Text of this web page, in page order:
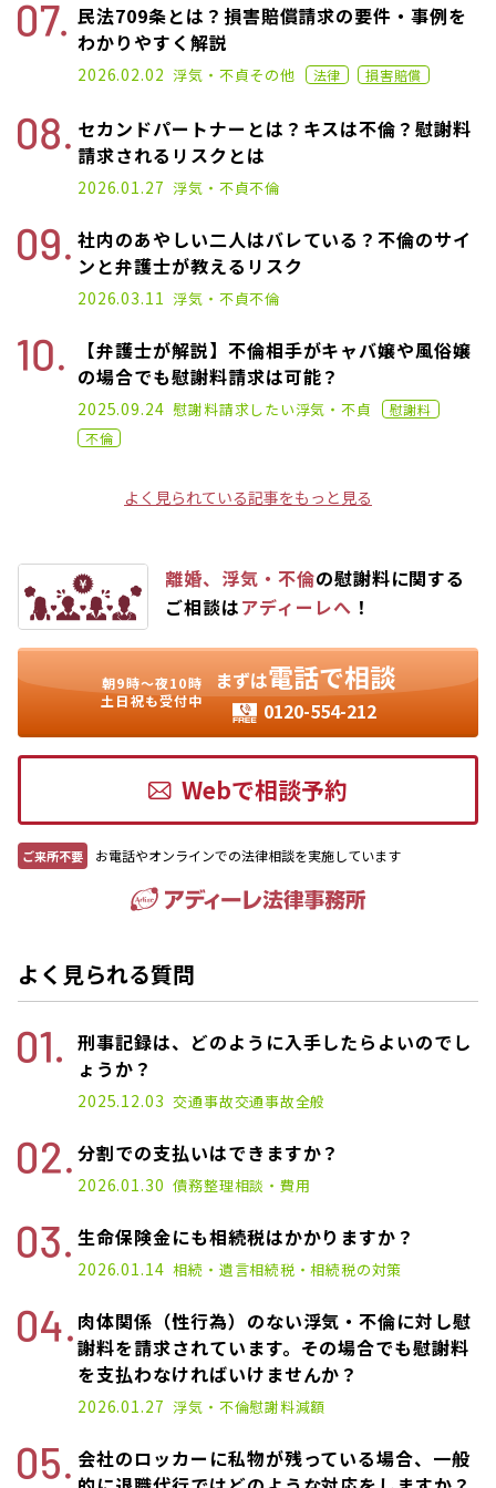
民法709条とは？損害賠償請求の要件・事例を
わかりやすく解説
2020.12.25
2026.02.02 浮気・不貞その他 法律 損害賠償
セカンドパートナーとは？キスは不倫？慰謝料
請求されるリスクとは
2025.01.16
2026.01.27 浮気・不貞不倫
社内のあやしい二人はバレている？不倫のサイ
ンと弁護士が教えるリスク
2026.03.11 浮気・不貞不倫
【弁護士が解説】不倫相手がキャバ嬢や風俗嬢
の場合でも慰謝料請求は可能？
2022.02.02
2025.09.24 慰謝料請求したい浮気・不貞
慰謝料
不倫
よく見られている記事をもっと見る
離婚、浮気・不倫の慰謝料に関する
ご相談はアディーレへ ！
朝9時〜夜10時
土日祝も受付中
まずは電話で相談
0120-554-212
Webで相談予約
ご来所不要 お電話やオンラインでの法律相談を実施しています
よく見られる質問
刑事記録は、どのように入手したらよいのでし
ょうか？
2025.12.03 交通事故交通事故全般
分割での支払いはできますか？
2026.01.30 債務整理相談・費用
生命保険金にも相続税はかかりますか？
2026.01.14 相続・遺言相続税・相続税の対策
肉体関係（性行為）のない浮気・不倫に対し慰
謝料を請求されています。その場合でも慰謝料
を支払わなければいけませんか？
2026.01.27 浮気・不倫慰謝料減額
会社のロッカーに私物が残っている場合、一般